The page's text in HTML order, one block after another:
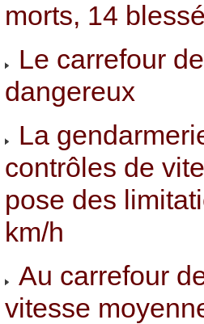
morts, 14
Le carrefour
dangereux
La
contrôles de
pose des
km/h
Au carrefour
vitesse